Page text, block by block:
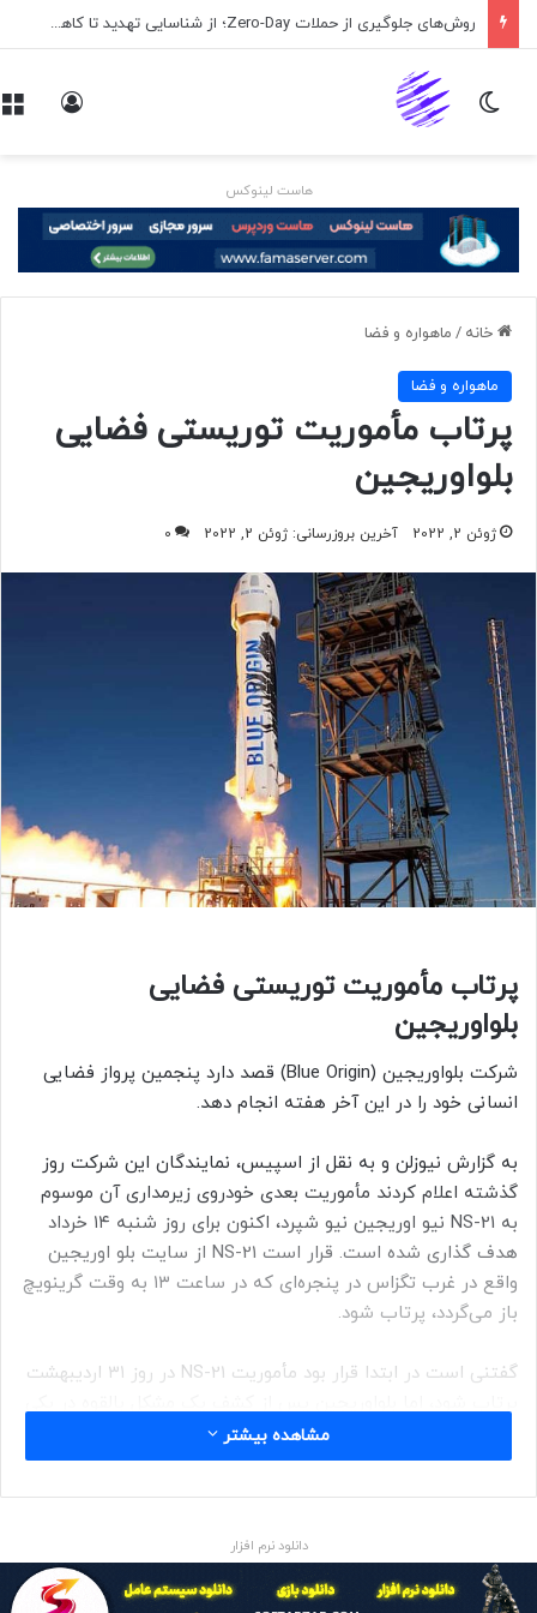
اپلیکیشن پیام‌رسان ایکس در راه است
تغییر پوسته
هاست لینوکس
خانه / ماهواره و فضا
ماهواره و فضا
پرتاب مأموریت توریستی فضایی
بلواوریجین
ژوئن 2, 2022 آخرین بروزرسانی: ژوئن 2, 2022 0
پرتاب مأموریت توریستی فضایی
بلواوریجین
شرکت بلواوریجین (Blue Origin) قصد دارد پنجمین پرواز فضایی
انسانی خود را در این آخر هفته انجام دهد.
به گزارش نیوزلن و به نقل از اسپیس، نمایندگان این شرکت روز
گذشته اعلام کردند مأموریت بعدی خودروی زیرمداری آن موسوم
به NS-21 نیو اوریجین نیو شپرد، اکنون برای روز شنبه ۱۴ خرداد
هدف گذاری شده است. قرار است NS-21 از سایت بلو اوریجین
واقع در غرب تگزاس در پنجره‌ای که در ساعت ۱۳ به وقت گرینویچ
باز می‌گردد، پرتاب شود.
گفتنی است در ابتدا قرار بود مأموریت NS-21 در روز ۳۱ اردیبهشت
از سامانه‌های پشتیبان نیو شپرد، این کار را به تأخیر انداخت.
البته این شرکت اعلام نکرده است که این موضوع دقیقاً چه بوده
است.
نیو شپرد (New Shepard) در واقع یک ترکیب موشک کپسول با
قابل استفاده مجدد است که افراد و محموله‌ها را در سفرهای
مشاهده بیشتر
دانلود نرم افزار